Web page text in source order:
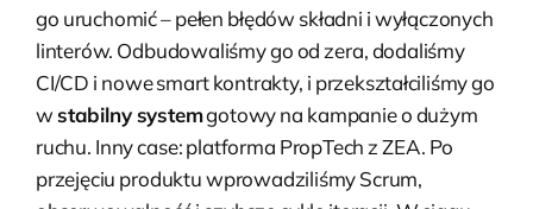
go uruchomić – pełen błędów składni i wyłączonych
linterów. Odbudowaliśmy go od zera, dodaliśmy
CI/CD i nowe smart kontrakty, i przekształciliśmy go
wstabilny systemgotowy na kampanie o dużym
ruchu. Inny case: platforma PropTech z ZEA. Po
przejęciu produktu wprowadziliśmy Scrum,